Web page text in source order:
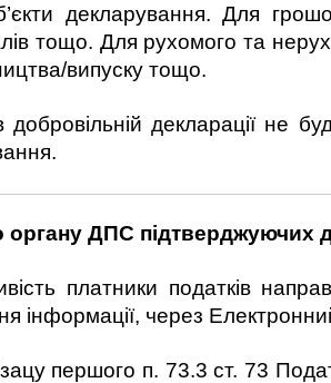
декларування. Для
тощо. Для рухомого та
випуску тощо.
декларації не
органу ДПС підтверджуючих
платники податків
інформації, через
першого п. 73.3 ст. 73